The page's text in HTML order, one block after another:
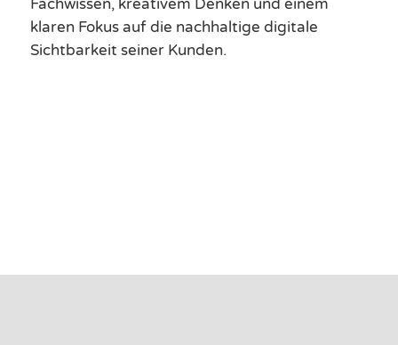
Fachwissen, kreativem Denken und einem
klaren Fokus auf die nachhaltige digitale
Sichtbarkeit seiner Kunden.